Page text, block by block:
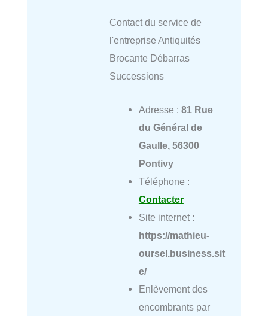
Contact du service de
l'entreprise Antiquités
Brocante Débarras
Successions
Adresse : 81 Rue
du Général de
Gaulle, 56300
Pontivy
Téléphone :
Contacter
Site internet :
https://mathieu-
oursel.business.sit
e/
Enlèvement des
encombrants par